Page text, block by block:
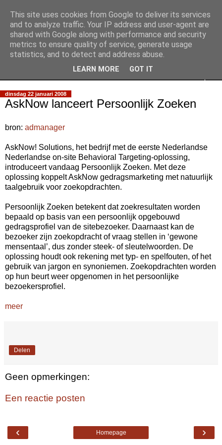
Slimpie Blog
Weblog van Walter Slimmens
dinsdag 22 januari 2008
AskNow lanceert Persoonlijk Zoeken
bron: admanager
AskNow! Solutions, het bedrijf met de eerste Nederlandse
Nederlandse on-site Behavioral Targeting-oplossing,
introduceert vandaag Persoonlijk Zoeken. Met deze
oplossing koppelt AskNow gedragsmarketing met natuurlijk
taalgebruik voor zoekopdrachten.
Persoonlijk Zoeken betekent dat zoekresultaten worden
bepaald op basis van een persoonlijk opgebouwd
gedragsprofiel van de sitebezoeker. Daarnaast kan de
bezoeker zijn zoekopdracht of vraag stellen in ‘gewone
mensentaal’, dus zonder steek- of sleutelwoorden. De
oplossing houdt ook rekening met typ- en spelfouten, of het
gebruik van jargon en synoniemen. Zoekopdrachten worden
op hun beurt weer opgenomen in het persoonlijke
bezoekersprofiel.
meer
Delen
Geen opmerkingen:
Een reactie posten
‹ ›
Homepage
This site uses cookies from Google to deliver its services
and to analyze traffic. Your IP address and user-agent are
shared with Google along with performance and security
metrics to ensure quality of service, generate usage
statistics, and to detect and address abuse.
LEARN MORE GOT IT